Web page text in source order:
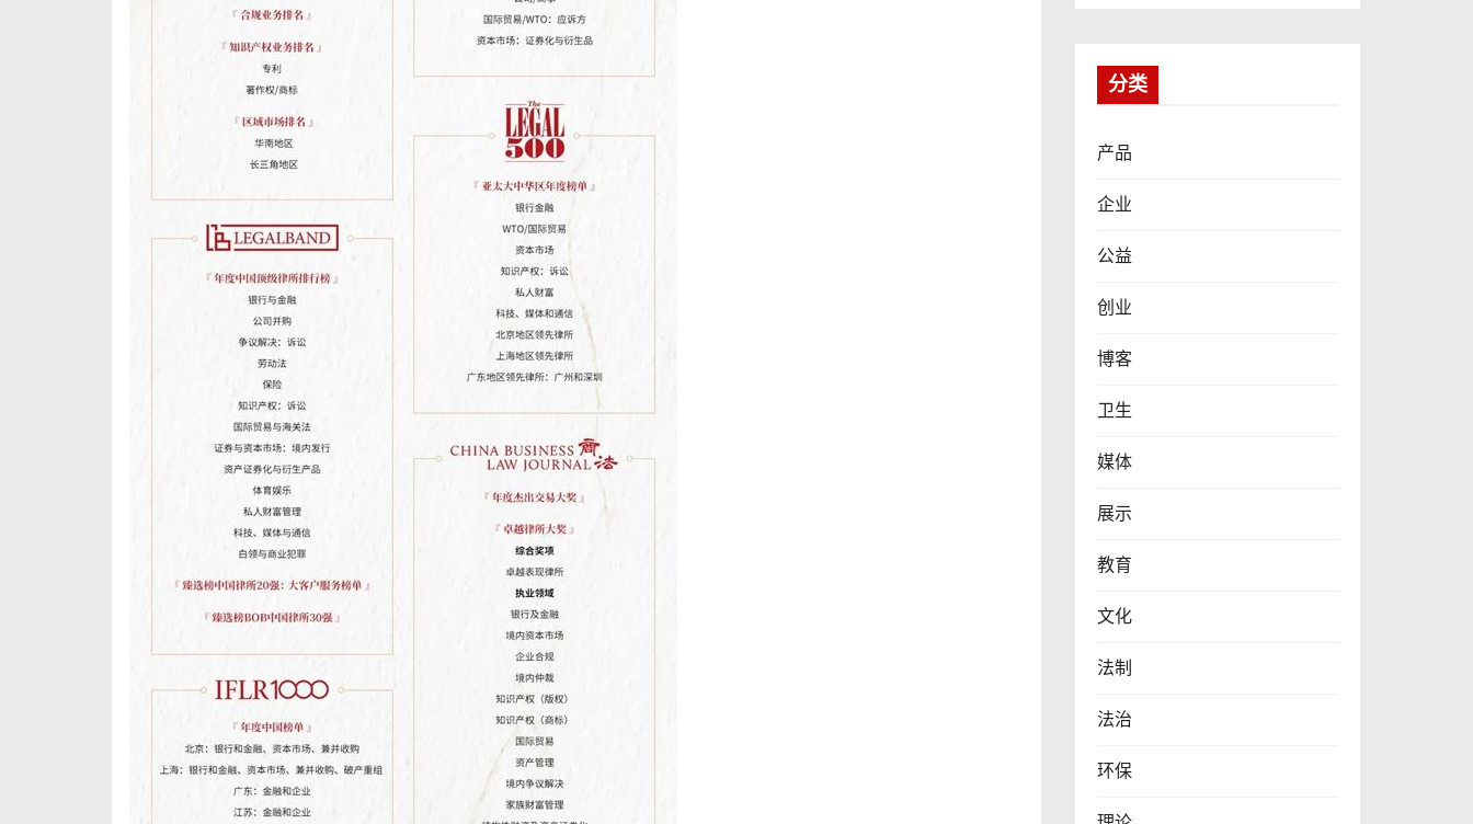
分类
产品
企业
公益
创业
博客
卫生
媒体
展示
教育
文化
法制
法治
环保